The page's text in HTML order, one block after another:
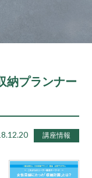
納プランナー
講座情報